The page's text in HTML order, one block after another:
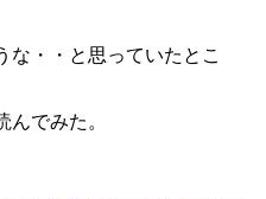
な・・と思っていたとこ
でみた。